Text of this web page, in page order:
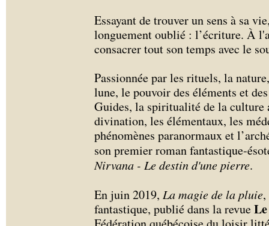
Essayant de trouver un sens à sa
longuement oublié : l’écriture. À
consacrer tout son temps avec le
Passionnée par les rituels, la
lune, le pouvoir des éléments et
Guides, la spiritualité de la culture
divination, les élémentaux, les
phénomènes paranormaux et
son premier roman fantastique-
Nirvana - Le destin d'une pierre.
En juin 2019, La magie de la pluie
fantastique, publié dans la revue